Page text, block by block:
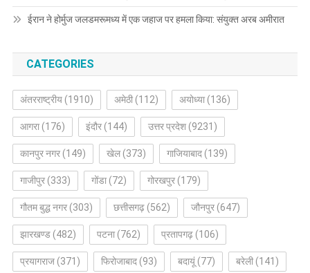
ईरान ने होर्मुज जलडमरूमध्य में एक जहाज पर हमला किया: संयुक्त अरब अमीरात
CATEGORIES
अंतरराष्ट्रीय(1910) अमेठी(112) अयोध्या(136)
आगरा(176) इंदौर(144) उत्तर प्रदेश(9231)
कानपुर नगर(149) खेल(373) गाजियाबाद(139)
गाजीपुर(333) गोंडा(72) गोरखपुर(179)
गौतम बुद्ध नगर(303) छत्तीसगढ़(562) जौनपुर(647)
झारखण्ड(482) पटना(762) प्रतापगढ़(106)
प्रयागराज(371) फिरोजाबाद(93) बदायूं(77) बरेली(141)